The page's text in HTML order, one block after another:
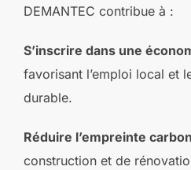
DEMANTEC contribue à :
S’inscrire dans une
favorisant l’emploi local et
durable.
Réduire l’empreinte
construction et de